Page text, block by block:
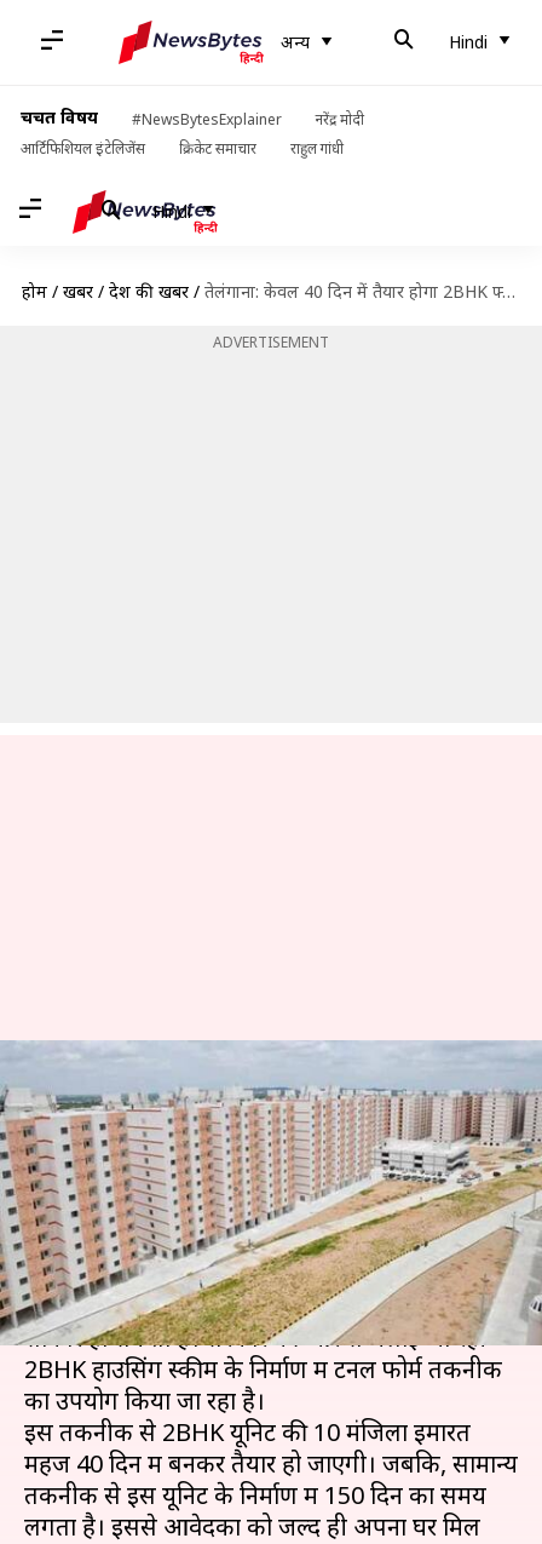
अन्य Hindi
चर्चित विषय #NewsBytesExplainer
नरेंद्र मोदी
आर्टिफिशियल इंटेलिजेंस
क्रिकेट समाचार राहुल गांधी
Hindi
होम / खबरें / देश की खबरें / तेलंगाना: केवल 40 दिन में तैयार होगा 2BHK फ्लैट, निर्माण में हुआ नई तकनीक का उपयोग
ADVERTISEMENT
तेलंगाना: केवल 40 दिन में तैयार
होगा 2BHK फ्लैट, निर्माण में हुआ नई
तकनीक का उपयोग
लेखन भारत शर्मा Aug 25, 2020 06:42 pm
क्या है खबर?
तेलंगाना में गरीबों को अपना घर मिलने का सपना जल्द ही
साकार हो सकता है। सरकार की ओर से चलाई जा रही
2BHK हाउसिंग स्कीम के निर्माण में टनल फोर्म तकनीक
का उपयोग किया जा रहा है।
इस तकनीक से 2BHK यूनिट की 10 मंजिला इमारत
महज 40 दिन में बनकर तैयार हो जाएगी। जबकि, सामान्य
तकनीक से इस यूनिट के निर्माण में 150 दिन का समय
लगता है। इससे आवेदकों को जल्द ही अपना घर मिल